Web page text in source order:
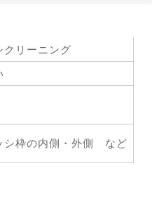
クリーニング
シ枠の内側・外側 など